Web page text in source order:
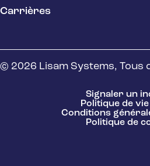
Carrières
© 2026 Lisam Systems,
Signaler un
Politique de
Conditions
Politique de